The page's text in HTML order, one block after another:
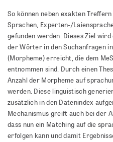
So können neben exakten
Sprachen, Experten-/
gefunden werden. Dieses Ziel
der Wörter in den Suchanfragen
(Morpheme) erreicht, die dem
entnommen sind. Durch einen
Anzahl der Morpheme auf
werden. Diese linguistisch
zusätzlich in den Datenindex
Mechanismus greift auch bei der
dass nun ein Matching auf die
erfolgen kann und damit